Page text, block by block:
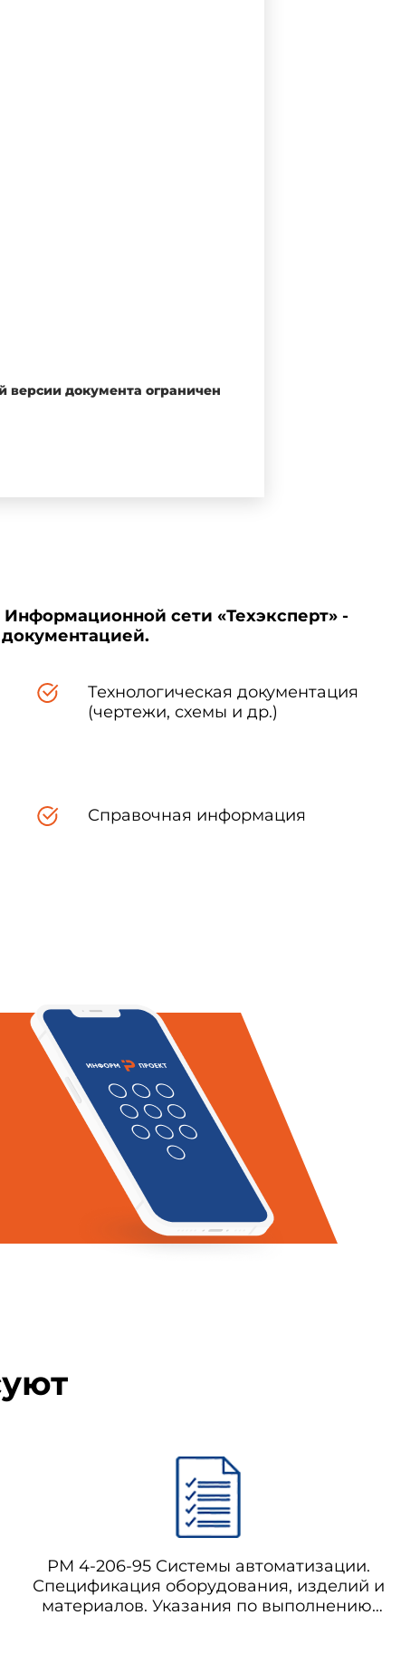
версии документа ограничен
сети «Техэксперт» -
Технологическая документация
(чертежи, схемы и др.)
Справочная информация
РМ 4-206-95 Системы автоматизации.
Спецификация оборудования, изделий и
материалов. Указания по выполнению.